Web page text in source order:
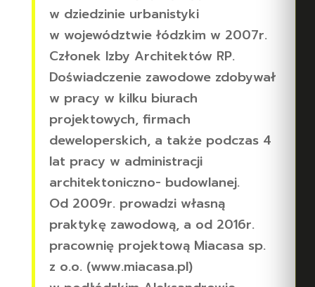
w dziedzinie urbanistyki
w województwie łódzkim w 2007r.
Członek Izby Architektów RP.
Doświadczenie zawodowe zdobywał
w pracy w kilku biurach
projektowych, firmach
deweloperskich, a także podczas 4
lat pracy w administracji
architektoniczno- budowlanej.
Od 2009r. prowadzi własną
praktykę zawodową, a od 2016r.
pracownię projektową Miacasa sp.
z o.o. (www.miacasa.pl)